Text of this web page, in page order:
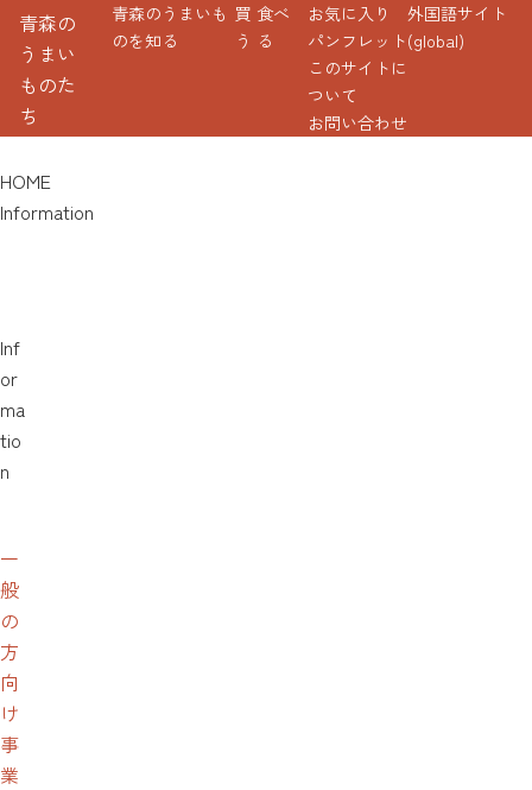
青森の
うまい
ものた
ち
青森のうまいも
のを知る
買
う
食べ
る
お気に入り
パンフレット
このサイトに
ついて
お問い合わせ
外国語サイト
(global)
HOME
Information
Inf
or
ma
tio
n
一
般
の
方
向
け
事
業